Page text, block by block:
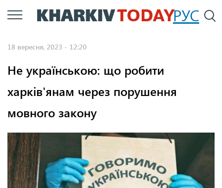
Перейти
до
РУС
18 вересня, 2023 - 12:20
Не українською: що робити
харків'янам через порушення
мовного закону